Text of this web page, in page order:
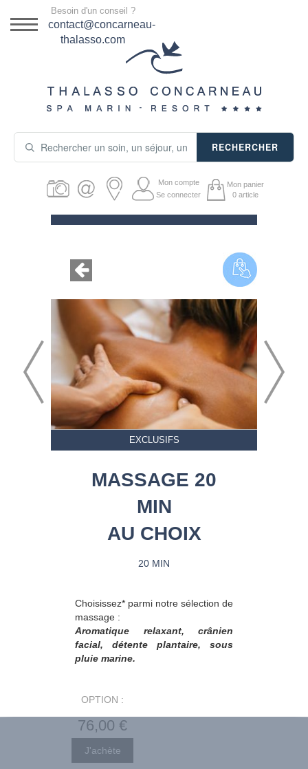
DESTINATION
SÉJOURS THALASSO
PRODUITS COSMÉTIQUES
GUIDE CADEAUX
HÉBERGEMENT
Besoin d'un conseil ?
contact@concarneau-
thalasso.com
RECHERCHER
Mon compte
Se connecter
Mon panier
0 article
EXCLUSIFS
MASSAGE 20
MIN
AU CHOIX
20 MIN
Choisissez* parmi notre sélection de
massage :
Aromatique relaxant, crânien
facial, détente plantaire, sous
pluie marine.
OPTION :
76,00 €